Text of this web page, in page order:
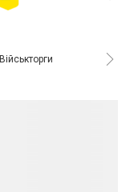
Військторги